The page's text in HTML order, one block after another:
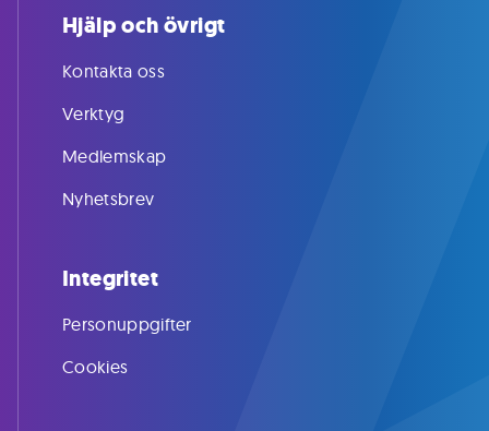
Hjälp och övrigt
Kontakta oss
Verktyg
Medlemskap
Nyhetsbrev
Integritet
Personuppgifter
Cookies